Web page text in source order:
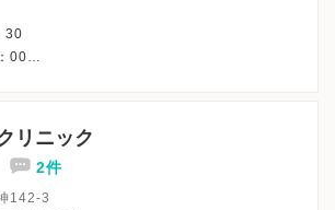
30
00
を確認、または直接お問い合わせくださ
リニック
2件
142-3